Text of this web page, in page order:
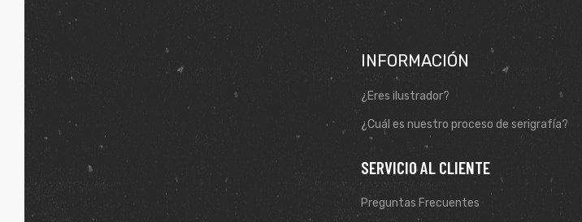
INFORMACIÓN
¿Eres ilustrador?
¿Cuál es nuestro proceso de serigrafía?
SERVICIO AL CLIENTE
Preguntas Frecuentes